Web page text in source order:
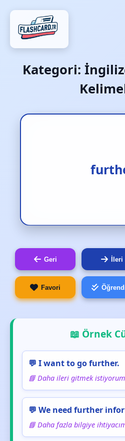
Kategori:
öte [zf.]
Geri İleri
Favori
📖 Örnek
💬 I want to go further.
📘 Daha ileri gitmek
💬 We need further
📘 Daha fazla bilgiye